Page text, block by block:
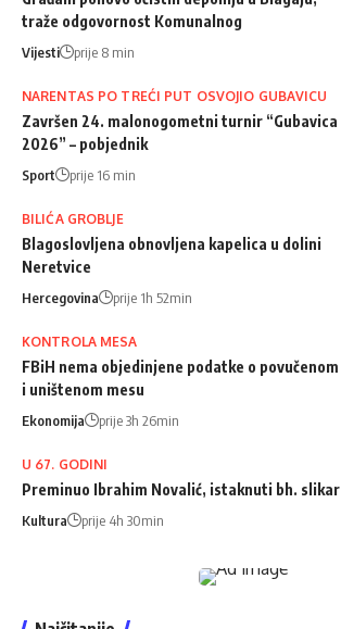
traže odgovornost Komunalnog
Vijesti prije 8 min
NARENTAS PO TREĆI PUT OSVOJIO GUBAVICU
Završen 24. malonogometni turnir “Gubavica
2026” – pobjednik
Sport prije 16 min
BILIĆA GROBLJE
Blagoslovljena obnovljena kapelica u dolini
Neretvice
Hercegovina prije 1h 52min
KONTROLA MESA
FBiH nema objedinjene podatke o povučenom
i uništenom mesu
Ekonomija prije 3h 26min
U 67. GODINI
Preminuo Ibrahim Novalić, istaknuti bh. slikar
Kultura prije 4h 30min